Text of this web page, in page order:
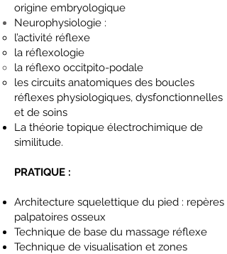
origine embryologique
Neurophysiologie :
l’activité réflexe
la réflexologie
la réflexo occitpito-podale
les circuits anatomiques des boucles
réflexes physiologiques, dysfonctionnelles
et de soins
La théorie topique électrochimique de
similitude.
PRATIQUE :
Architecture squelettique du pied : repères
palpatoires osseux
Technique de base du massage réflexe
Technique de visualisation et zones